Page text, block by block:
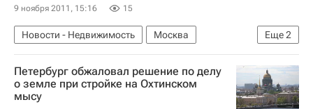
9 ноября 2011, 15:16 15
Еще2
Новости - Недвижимость
Москва
ГК "Галс"
Россия
Петербург обжаловал решение по делу
о земле при стройке на Охтинском
мысу